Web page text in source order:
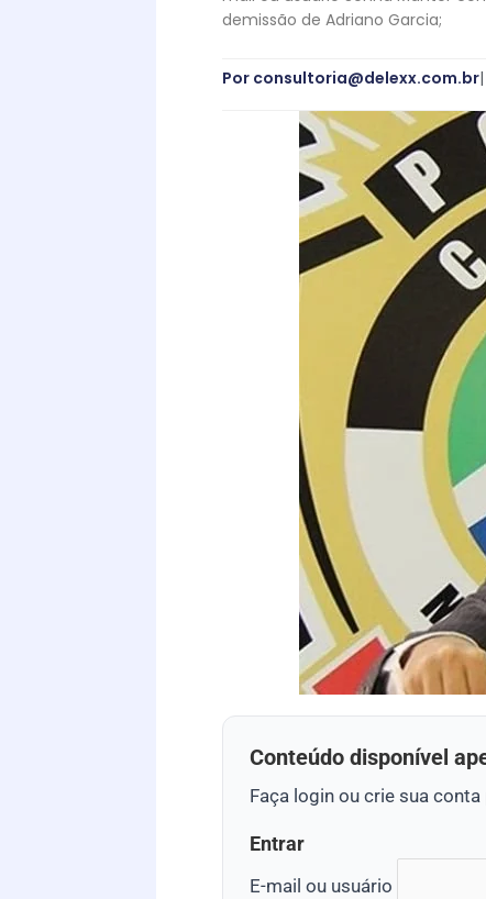
demissão de Adriano Garcia;
Por consultoria@delexx.com.br|
Conteúdo disponível
Faça login ou crie sua
Entrar
E-mail ou usuário